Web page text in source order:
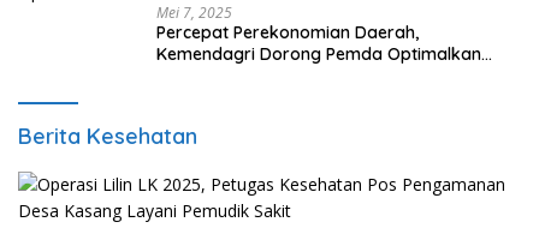
Mei 7, 2025
Percepat Perekonomian Daerah,
Kemendagri Dorong Pemda Optimalkan
Berita Kesehatan